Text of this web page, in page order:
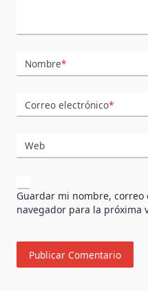
Nombre*
Correo electrónico*
Web
Guardar mi nombre,
navegador para la próxima